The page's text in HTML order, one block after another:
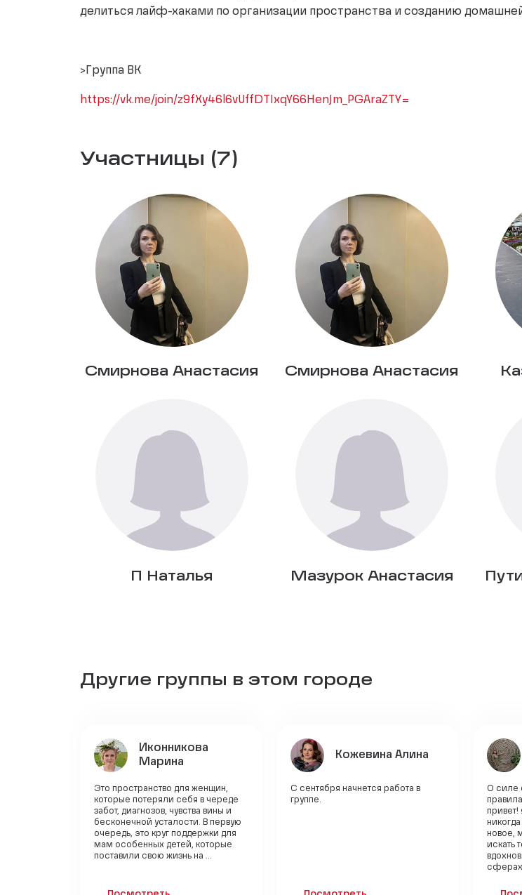
делиться лайф-хаками по организации пространства и созданию
>Группа ВК
https://vk.me/join/z9fXy46l6vUffDTIxqY66HenJm_PGAraZTY=
Участницы (7)
Смирнова Анастасия Смирнова Анастасия
П Наталья Мазурок Анастасия
Другие группы в этом городе
Иконникова
Марина
Это пространство для женщин,
которые потеряли себя в череде
забот, диагнозов, чувства вины и
бесконечной усталости. В первую
очередь, это круг поддержки для
мам особенных детей, которые
поставили свою жизнь на ...
Кожевина Алина
С сентября начнется работа в
группе.
О силе
новое,
искать